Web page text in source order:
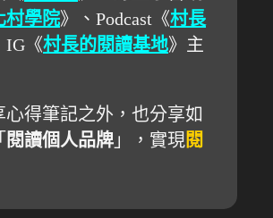
村學院》、Podcast《村長
IG《村長的閱讀基地》主
心得筆記之外，也分享如
閱讀個人品牌 」，實現閱